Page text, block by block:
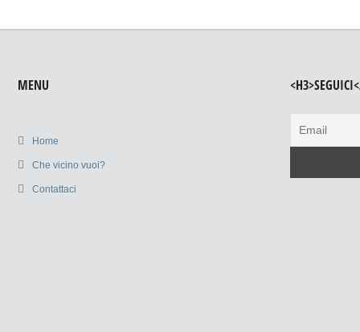
MENU
Home
Che vicino vuoi?
Contattaci